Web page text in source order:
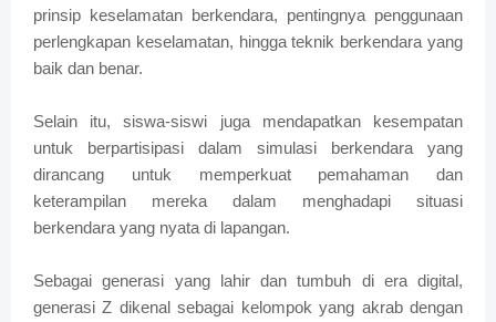
prinsip keselamatan berkendara, pentingnya penggunaan
perlengkapan keselamatan, hingga teknik berkendara yang
baik dan benar.
Selain itu, siswa-siswi juga mendapatkan kesempatan
untuk berpartisipasi dalam simulasi berkendara yang
dirancang untuk memperkuat pemahaman dan
keterampilan mereka dalam menghadapi situasi
berkendara yang nyata di lapangan.
Sebagai generasi yang lahir dan tumbuh di era digital,
generasi Z dikenal sebagai kelompok yang akrab dengan